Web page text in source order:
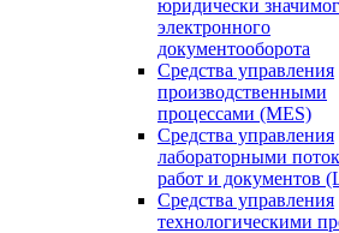
юридически
электронного
документооборота
Средства управления
производственными
процессами (MES)
Средства управления
лабораторными
работ и документов
Средства управления
технологическими